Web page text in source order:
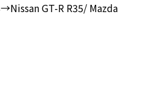
GT-R R35/ Mazda